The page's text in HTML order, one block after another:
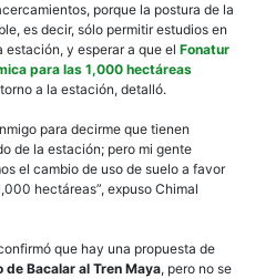
porque la postura de la
es decir, sólo permitir estudios en
y esperar a que el Fonatur
para las 1,000 hectáreas
a la estación, detalló.
para decirme que tienen
de la estación; pero mi gente
el cambio de uso de suelo a favor
hectáreas”, expuso Chimal
que hay una propuesta de
Bacalar al Tren Maya, pero no se